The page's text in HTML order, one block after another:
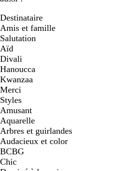
Destinataire
Amis et famille
Salutation
Aïd
Divali
Hanoucca
Kwanzaa
Merci
Styles
Amusant
Aquarelle
Arbres et guirlandes
Audacieux et color
BCBG
Chic